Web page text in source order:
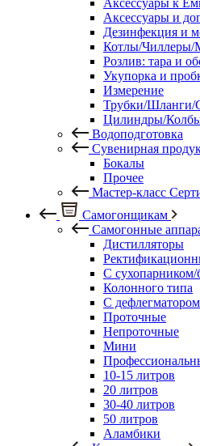
Аксессуары к
Аксессуары и
Дезинфекция и
Котлы/Чиллеры/
Розлив: тара и
Укупорка и
Измерение
Трубки/Шланги/
Цилиндры/
Водоподготовка
Сувенирная
Бокалы
Прочее
Мастер-класс
Самогонщикам
Самогонные
Дистилляторы
С сухопарником/
Колонного типа
С дефлегматором
Проточные
Непроточные
Мини
10-15 литров
20 литров
30-40 литров
50 литров
Аламбики